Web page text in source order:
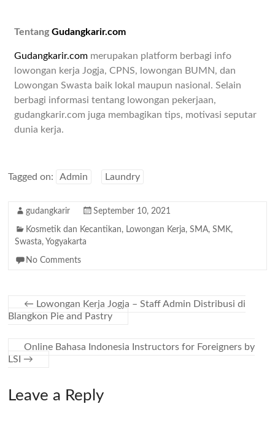
TentangGudangkarir.com
Gudangkarir.com merupakan platform berbagi info
lowongan kerja Jogja, CPNS, lowongan BUMN, dan
Lowongan Swasta baik lokal maupun nasional. Selain
berbagi informasi tentang lowongan pekerjaan,
gudangkarir.com juga membagikan tips, motivasi seputar
dunia kerja.
Tagged on: Admin Laundry
gudangkarir September 10, 2021
Kosmetik dan Kecantikan, Lowongan Kerja,SMA,SMK,
Swasta, Yogyakarta
No Comments
← Lowongan Kerja Jogja – Staff Admin Distribusi di
Blangkon Pie and Pastry
Online Bahasa Indonesia Instructors for Foreigners by
LSI →
Leave a Reply